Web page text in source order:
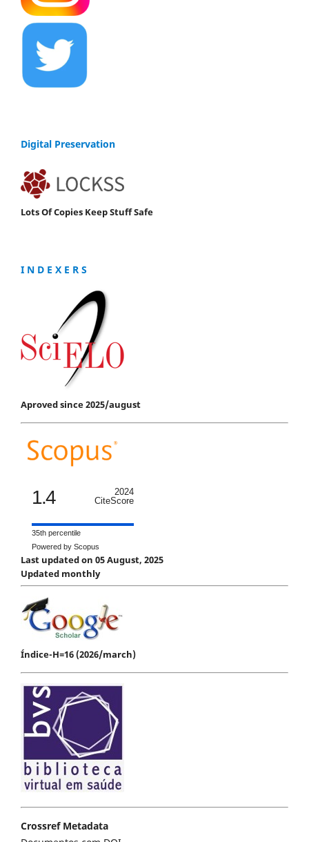
Digital Preservation
Lots Of Copies Keep Stuff Safe
I N D E X E R S
Aproved since 2025/august
1.4
2024
CiteScore
35th percentile
Powered by Scopus
Last updated on 05 August, 2025
Updated monthly
Índice-H=16 (2026/march)
Crossref Metadata